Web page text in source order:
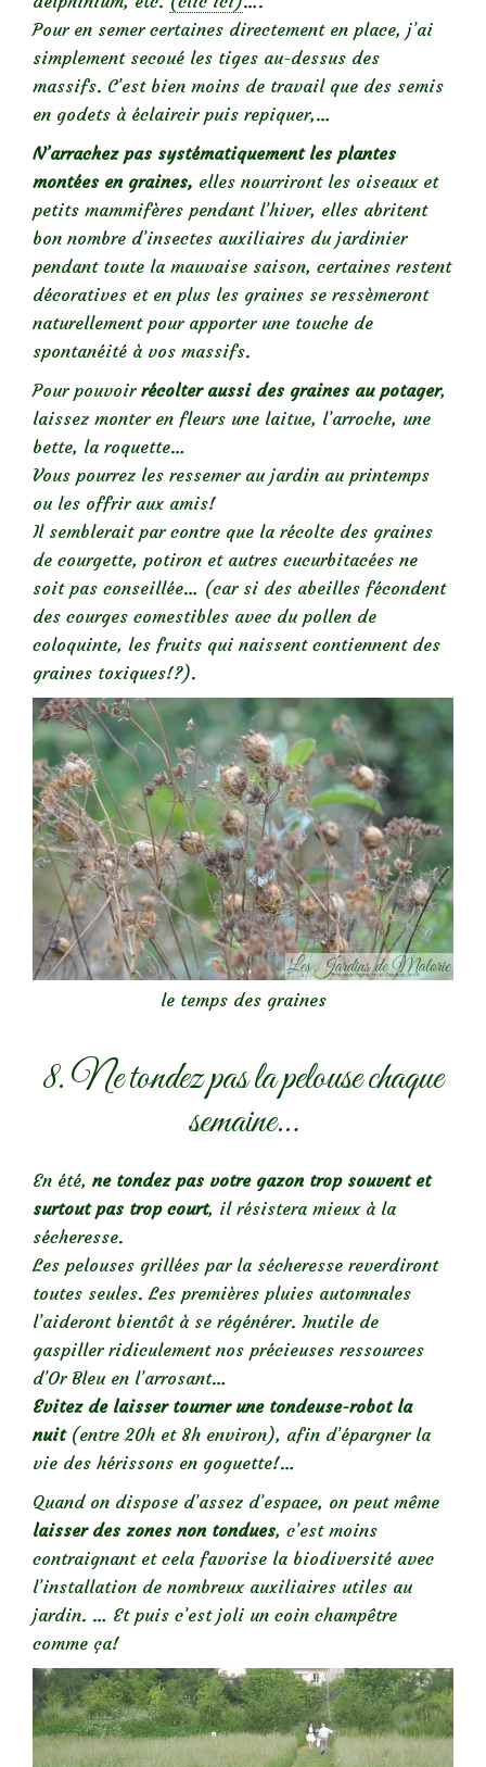
Pour en semer certaines directement en place, j’ai
simplement secoué les tiges au-dessus des
massifs. C’est bien moins de travail que des semis
en godets à éclaircir puis repiquer,…
N’arrachez pas systématiquement les plantes
montées en graines, elles nourriront les oiseaux et
petits mammifères pendant l’hiver, elles abritent
bon nombre d’insectes auxiliaires du jardinier
pendant toute la mauvaise saison, certaines restent
décoratives et en plus les graines se ressèmeront
naturellement pour apporter une touche de
spontanéité à vos massifs.
Pour pouvoir récolter aussi des graines au potager,
laissez monter en fleurs une laitue, l’arroche, une
bette, la roquette…
Vous pourrez les ressemer au jardin au printemps
ou les offrir aux amis!
Il semblerait par contre que la récolte des graines
de courgette, potiron et autres cucurbitacées ne
soit pas conseillée… (car si des abeilles fécondent
des courges comestibles avec du pollen de
coloquinte, les fruits qui naissent contiennent des
graines toxiques!?).
le temps des graines
8. Ne tondez pas la pelouse chaque
semaine…
En été, ne tondez pas votre gazon trop souvent et
surtout pas trop court, il résistera mieux à la
sécheresse.
Les pelouses grillées par la sécheresse reverdiront
toutes seules. Les premières pluies automnales
l’aideront bientôt à se régénérer. Inutile de
gaspiller ridiculement nos précieuses ressources
d’Or Bleu en l’arrosant…
Evitez de laisser tourner une tondeuse-robot la
nuit(entre 20h et 8h environ), afin d’épargner la
vie des hérissons en goguette!…
Quand on dispose d’assez d’espace, on peut même
laisser des zones non tondues, c’est moins
contraignant et cela favorise la biodiversité avec
l’installation de nombreux auxiliaires utiles au
jardin. … Et puis c’est joli un coin champêtre
comme ça!